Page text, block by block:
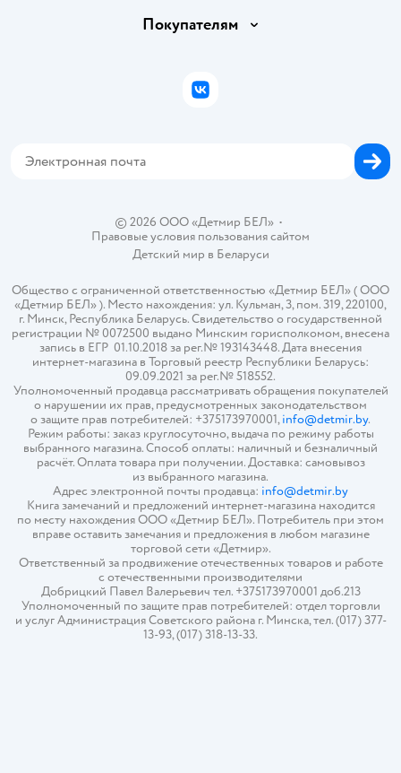
Правила продажи
Политика использования файлов cookie
Вакансии
Покупателям
Бонусные карты
© 2026 ООО «Детмир БЕЛ»•
Правовые условия пользования сайтом
Детский мир в Беларуси
Общество с ограниченной ответственностью «Детмир БЕЛ» ( ООО
«Детмир БЕЛ» ). Место нахождения: ул. Кульман, 3, пом. 319, 220100,
г. Минск, Республика Беларусь. Свидетельство о государственной
регистрации № 0072500 выдано Минским горисполкомом, внесена
запись в ЕГР 01.10.2018 за рег.№ 193143448. Дата внесения
интернет-магазина в Торговый реестр Республики Беларусь:
09.09.2021 за рег.№ 518552.
Уполномоченный продавца рассматривать обращения покупателей
о нарушении их прав, предусмотренных законодательством
о защите прав потребителей: +375173970001,info@detmir.by.
Режим работы: заказ круглосуточно, выдача по режиму работы
выбранного магазина. Способ оплаты: наличный и безналичный
расчёт. Оплата товара при получении. Доставка: самовывоз
из выбранного магазина.
Адрес электронной почты продавца: info@detmir.by
Книга замечаний и предложений интернет-магазина находится
по месту нахождения ООО «Детмир БЕЛ». Потребитель при этом
вправе оставить замечания и предложения в любом магазине
торговой сети «Детмир».
Ответственный за продвижение отечественных товаров и работе
с отечественными производителями
Добрицкий Павел Валерьевич тел. +375173970001 доб.213
Уполномоченный по защите прав потребителей: отдел торговли
и услуг Администрация Советского района г. Минска, тел. (017) 377-
13-93, (017) 318-13-33.
ВКонтакте